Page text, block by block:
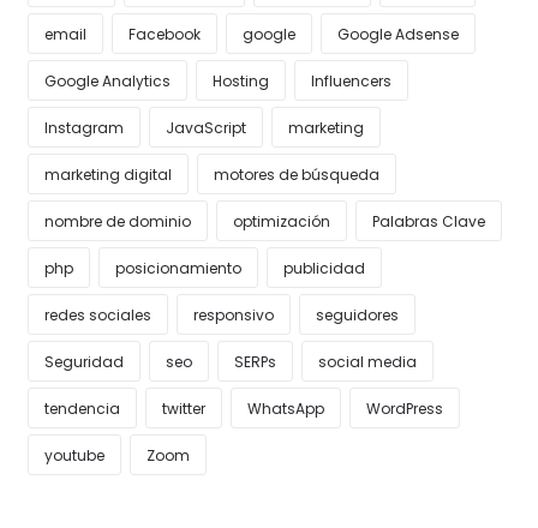
email Facebook google Google Adsense
Google Analytics Hosting Influencers
Instagram JavaScript marketing
marketing digital motores de búsqueda
nombre de dominio optimización Palabras Clave
php posicionamiento publicidad
redes sociales responsivo seguidores
Seguridad seo SERPs social media
tendencia twitter WhatsApp WordPress
youtube Zoom